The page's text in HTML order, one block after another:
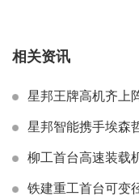
相关资讯
星邦王牌高机齐上
星邦智能携手埃森
柳工首台高速装载
铁建重工首台可变